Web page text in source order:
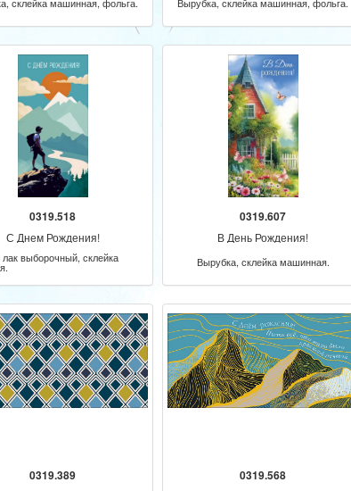
0319.518
С Днем Рождения!
выборочный, склейка
0319.607
В День Рождения!
Вырубка, склейка машинная.
0319.389 0319.568